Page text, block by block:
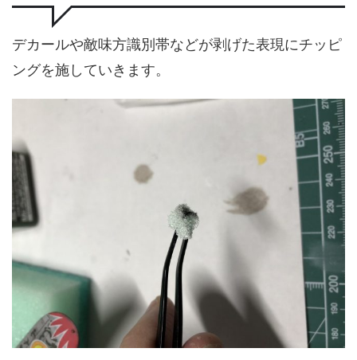
デカールや敵味方識別帯などが剥げた表現にチッピ
ングを施していきます。